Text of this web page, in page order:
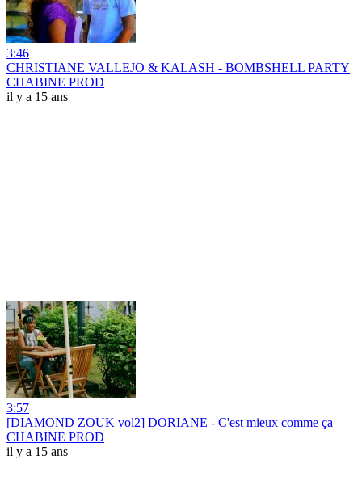
3:46
CHRISTIANE VALLEJO & KALASH - BOMBSHELL PARTY
CHABINE PROD
il y a 15 ans
3:57
[DIAMOND ZOUK vol2] DORIANE - C'est mieux comme ça
CHABINE PROD
il y a 15 ans